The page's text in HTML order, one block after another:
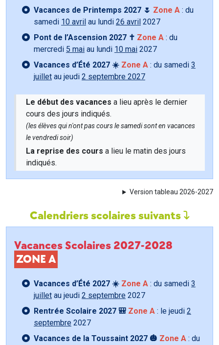
Vacances de Printemps 2027 🌷 Zone A : du
samedi 10 avril au lundi 26 avril 2027
Pont de l’Ascension 2027 ✝️ Zone A : du
mercredi 5 mai au lundi 10 mai 2027
Vacances d’Été 2027 ☀️ Zone A : du samedi 3
juillet au jeudi 2 septembre 2027
Le début des vacances a lieu après le dernier
cours des jours indiqués.
(les élèves qui n'ont pas cours le samedi sont en vacances
le vendredi soir)
La reprise des cours a lieu le matin des jours
indiqués.
Version tableau 2026-2027
Calendriers scolaires suivants
Vacances Scolaires 2027-2028
ZONE A
Vacances d’Été 2027 ☀️ Zone A : du samedi 3
juillet au jeudi 2 septembre 2027
Rentrée Scolaire 2027 🎒 Zone A : le jeudi 2
septembre 2027
Vacances de la Toussaint 2027 🎃 Zone A : du